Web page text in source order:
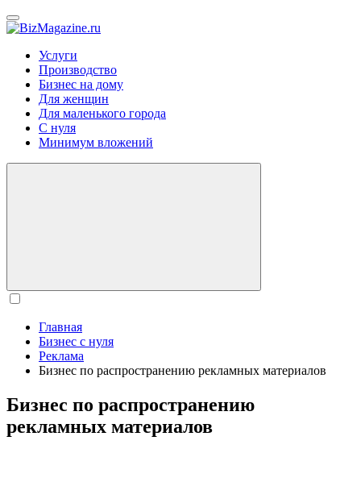
Услуги
Производство
Бизнес на дому
Для женщин
Для маленького города
С нуля
Минимум вложений
Главная
Бизнес с нуля
Реклама
Бизнес по распространению рекламных материалов
Бизнес по распространению
рекламных материалов